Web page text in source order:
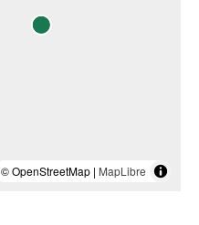
© OpenStreetMap | MapLibre